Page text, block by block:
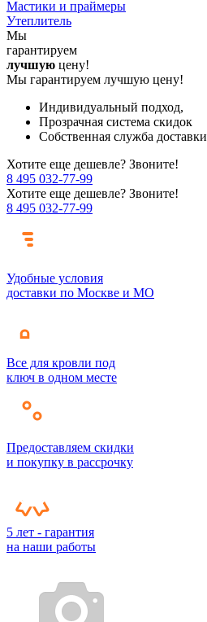
Мастики и праймеры
Утеплитель
Мы
гарантируем
лучшую цену!
Мы гарантируем лучшую цену!
Индивидуальный подход,
Прозрачная система скидок
Собственная служба доставки
Хотите еще дешевле? Звоните!
8 495 032-77-99
Хотите еще дешевле? Звоните!
8 495 032-77-99
Удобные условия
доставки по Москве и МО
Все для кровли под
ключ в одном месте
Предоставляем скидки
и покупку в рассрочку
5 лет - гарантия
на наши работы